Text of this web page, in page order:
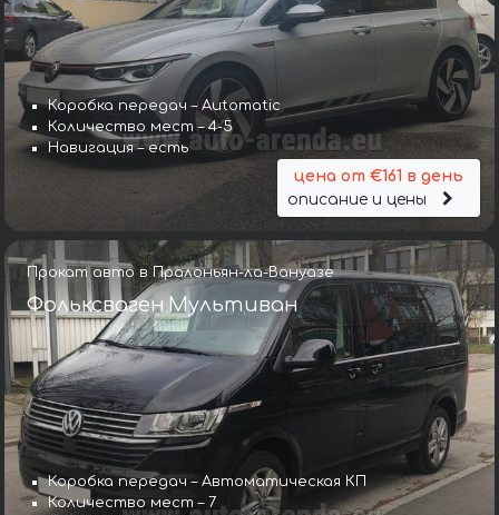
Коробка передач – Automatic
Количество мест – 4-5
Навигация – есть
цена от €161 в день
описание и цены
Прокат авто в Пралоньян-ла-Вануазе
Фольксваген Мультиван
Коробка передач – Автоматическая КП
Количество мест – 7